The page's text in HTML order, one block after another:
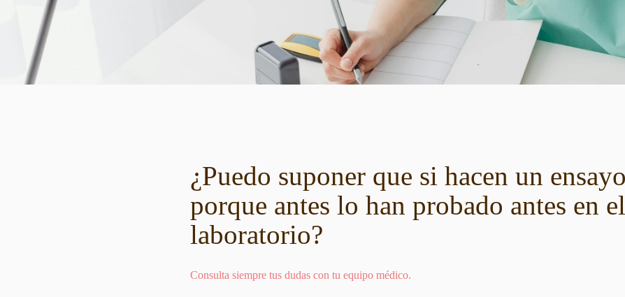
¿Puedo suponer que si hacen un
porque antes lo han probado antes en el
laboratorio?
Consulta siempre tus dudas con tu equipo médico.